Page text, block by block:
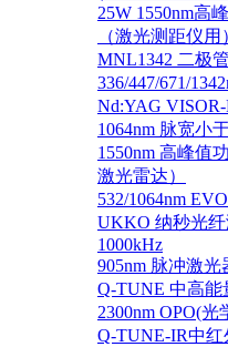
25W 1550nm高
（激光测距仪用
MNL1342 二极
336/447/671/
Nd:YAG
1064nm 脉宽小
1550nm 高峰值
激光雷达）
532/1064nm
UKKO 纳秒光纤
1000kHz
905nm 脉冲激光
Q-TUNE 中高能
2300nm OPO(
Q-TUNE-IR中